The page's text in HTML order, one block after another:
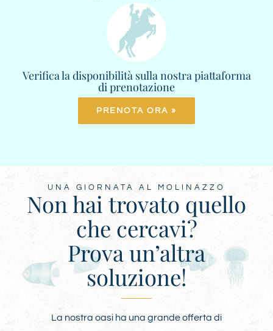
Verifica la disponibilità sulla nostra piattaforma
di prenotazione
PRENOTA ORA »
UNA GIORNATA AL MOLINAZZO
Non hai trovato quello
che cercavi?
Prova un’altra
soluzione!
La nostra oasi ha una grande offerta di